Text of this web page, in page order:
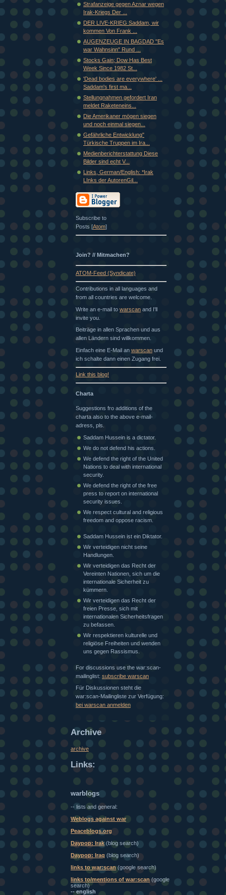
Strafanzeige gegen Aznar wegen
Irak-Kriegs Der ...
DER LIVE-KRIEG Saddam, wir
kommen Von Frank ...
AUGENZEUGE IN BAGDAD "Es
war Wahnsinn" Rund ...
Stocks Gain; Dow Has Best
Week Since 1982 St...
'Dead bodies are everywhere' ...
Saddam's first ma...
Stellungnahmen gefordert Iran
meldet Raketeneins...
Die Amerikaner mögen siegen
und noch einmal siegen...
Gefährliche Entwicklung"
Türkische Truppen im Ira...
Medienberichterstattung Diese
Bilder sind echt V...
Links, German/English: *Irak
LInks der AutorenGil...
Subscribe to
Posts [Atom]
Join? // Mitmachen?
ATOM-Feed (Syndicate)
Contributions in all languages and
from all countries are welcome.
Write an e-mail to warscan and I'll
invite you.
Beiträge in allen Sprachen und aus
allen Ländern sind willkommen.
Einfach eine E-Mail an warscan und
ich schalte dann einen Zugang frei.
Link this blog!
Charta
Suggestions fro additions of the
charta also to the above e-mail-
adress, pls.
Saddam Hussein is a dictator.
We do not defend his actions.
We defend the right of the United
Nations to deal with international
security.
We defend the right of the free
press to report on international
security issues.
We respect cultural and religious
freedom and oppose racism.
Saddam Hussein ist ein Diktator.
Wir verteidigen nicht seine
Handlungen.
Wir verteidigen das Recht der
Vereinten Nationen, sich um die
internationale Sicherheit zu
kümmern.
Wir verteidigen das Recht der
freien Presse, sich mit
internationalen Sicherheitsfragen
zu befassen.
Wir respektieren kulturelle und
religiöse Freiheiten und wenden
uns gegen Rassismus.
For discussions use the war:scan-
mailinglist: subscribe warscan
Für Diskussionen steht die
war:scan-Mailingliste zur Verfügung:
bei warscan anmelden
Archive
archive
Links:
warblogs
-- lists and general:
Weblogs against war
Peaceblogs.org
Daypop: Irak (blog search)
Daypop: Iraq (blog search)
links to war:scan (google search)
links to/mentions of war:scan(google
search)
-- english